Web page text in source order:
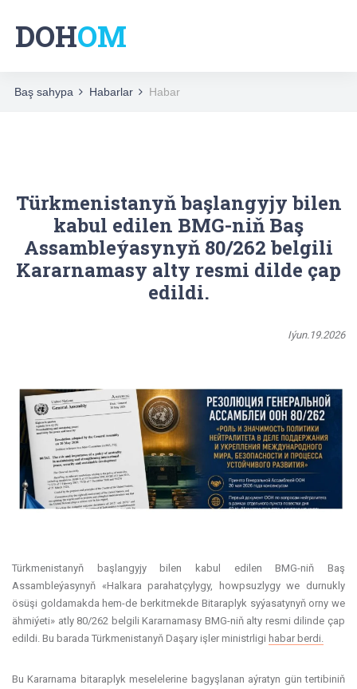
DOHOM
Baş sahypa Habarlar Habar
Türkmenistanyň başlangyjy bilen
kabul edilen BMG-niň Baş
Assambleýasynyň 80/262 belgili
Kararnamasy alty resmi dilde çap
edildi.
Iýun.19.2026
Türkmenistanyň başlangyjy bilen kabul edilen BMG-niň Baş
Assambleýasynyň «Halkara parahatçylygy, howpsuzlygy we durnukly
ösüşi goldamakda hem-de berkitmekde Bitaraplyk syýasatynyň orny we
ähmiýeti» atly 80/262 belgili Kararnamasy BMG-niň alty resmi dilinde çap
edildi. Bu barada Türkmenistanyň Daşary işler ministrligi habar berdi.
Bu Kararnama bitaraplyk meselelerine bagyşlanan aýratyn gün tertibiniň